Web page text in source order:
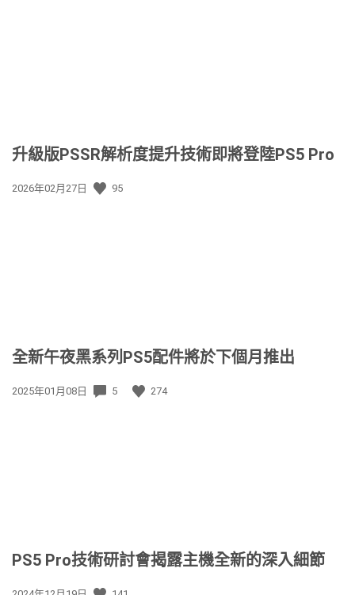
升級版PSSR解析度提升技術即將登陸PS5 Pro
發
2026年02月27日 95
全新午夜黑系列PS5配件將於下個月推出
發
2025年01月08日 5 274
PS5 Pro技術研討會揭露主機全新的深入細節